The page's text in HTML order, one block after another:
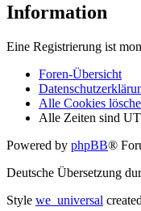
Information
Eine Registrierung ist
Foren-Übersicht
Alle Cookies
Alle Zeiten sind
Powered by phpBB®
Deutsche Übersetzung
Style we_universal